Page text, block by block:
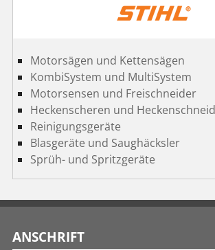
Motorsägen und Kettensägen
KombiSystem und MultiSystem
Motorsensen und Freischneider
Heckenscheren und
Reinigungsgeräte
Blasgeräte und Saughäcksler
Sprüh- und Spritzgeräte
ANSCHRIFT